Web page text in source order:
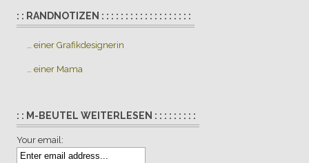
: : RANDNOTIZEN : : : : : : : : : : : : : : : : : : :
… einer Grafikdesignerin
… einer Mama
: : M-BEUTEL WEITERLESEN : : : : : : : : :
Your email: